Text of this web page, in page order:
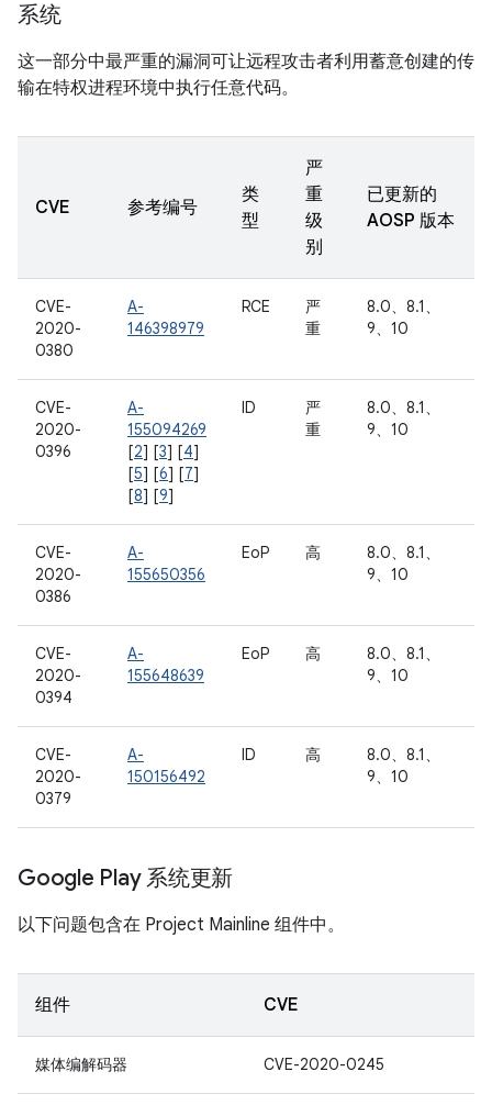
系统
这一部分中最严重的漏洞可让远程攻击者利用蓄意创建的传
输在特权进程环境中执行任意代码。
CVE 参考编号
类
型
严
重
级
别
已更新的
AOSP 版本
CVE-
2020-
0380
A-
146398979
RCE
严
重
8.0、8.1、
9、10
CVE-
2020-
0396
A-
155094269
[2] [3] [4]
[5] [6] [7]
[8] [9]
ID
严
重
8.0、8.1、
9、10
CVE-
2020-
0386
A-
155650356
EoP 高
8.0、8.1、
9、10
CVE-
2020-
0394
A-
155648639
EoP 高
8.0、8.1、
9、10
CVE-
2020-
0379
A-
150156492
ID 高
8.0、8.1、
9、10
Google Play 系统更新
以下问题包含在 Project Mainline 组件中。
组件 CVE
媒体编解码器 CVE-2020-0245